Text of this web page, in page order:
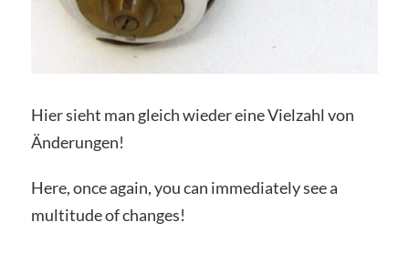
Hier sieht man gleich wieder eine Vielzahl von
Änderungen!
Here, once again, you can immediately see a
multitude of changes!